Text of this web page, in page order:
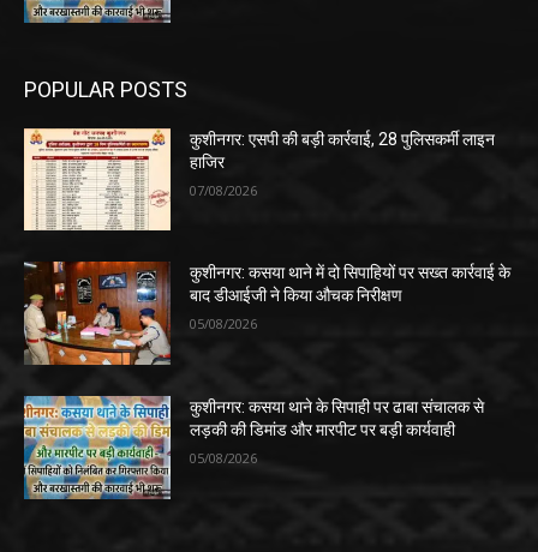
POPULAR POSTS
कुशीनगर: एसपी की बड़ी कार्रवाई, 28 पुलिसकर्मी लाइन
हाजिर
07/08/2026
कुशीनगर: कसया थाने में दो सिपाहियों पर सख्त कार्रवाई के
बाद डीआईजी ने किया औचक निरीक्षण
05/08/2026
कुशीनगर: कसया थाने के सिपाही पर ढाबा संचालक से
लड़की की डिमांड और मारपीट पर बड़ी कार्यवाही
05/08/2026